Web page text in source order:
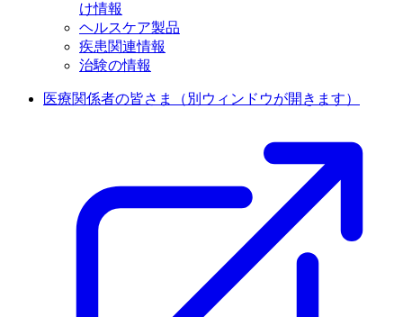
け情報
ヘルスケア製品
疾患関連情報
治験の情報
医療関係者の皆さま （別ウィンドウが開きます）